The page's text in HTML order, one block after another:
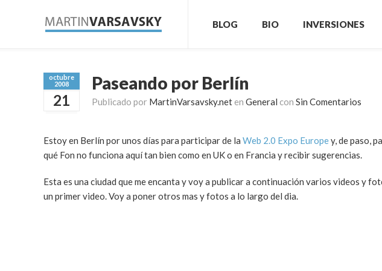
BLOG BIO INVERSIONES
octubre
2008
21
Paseando por Berlín
Publicado por MartinVarsavsky.net en General con Sin Comentarios
Estoy en Berlín por unos días para participar de la Web 2.0 Expo Europey, de paso,
qué Fon no funciona aquí tan bien como en UK o en Francia y recibir sugerencias.
Esta es una ciudad que me encanta y voy a publicar a continuación varios videos y
un primer video. Voy a poner otros mas y fotos a lo largo del dia.